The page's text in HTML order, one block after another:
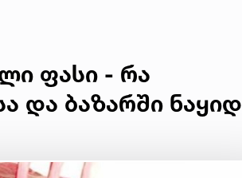
ფასი - რა
და ბაზარში ნაყიდ